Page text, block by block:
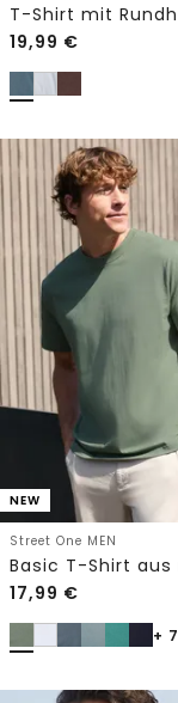
19,99 €
NEW
Street One MEN
17,99 €
+ 7